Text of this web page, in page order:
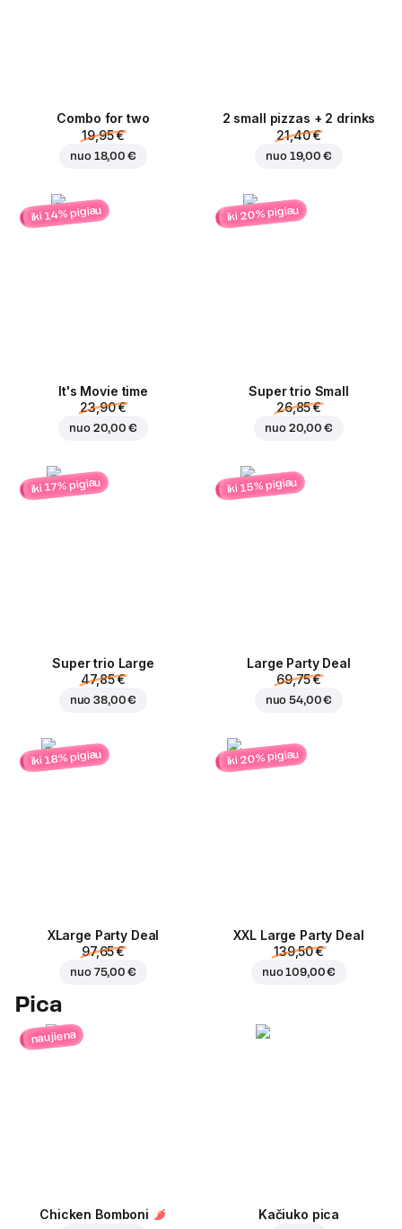
Combo for two
19,95 €
nuo 18,00 €
2 small pizzas + 2 drinks
21,40 €
nuo 19,00 €
iki 14% pigiau
It's Movie time
23,90 €
nuo 20,00 €
iki 20% pigiau
Super trio Small
26,85 €
nuo 20,00 €
iki 17% pigiau
Super trio Large
47,85 €
nuo38,00 €
iki 15% pigiau
Large Party Deal
69,75 €
nuo54,00 €
iki 18% pigiau
ХLarge Party Deal
97,65 €
nuo 75,00 €
iki 20% pigiau
XXL Large Party Deal
139,50 €
nuo109,00 €
Pica
naujiena
Chicken Bomboni Kačiuko pica